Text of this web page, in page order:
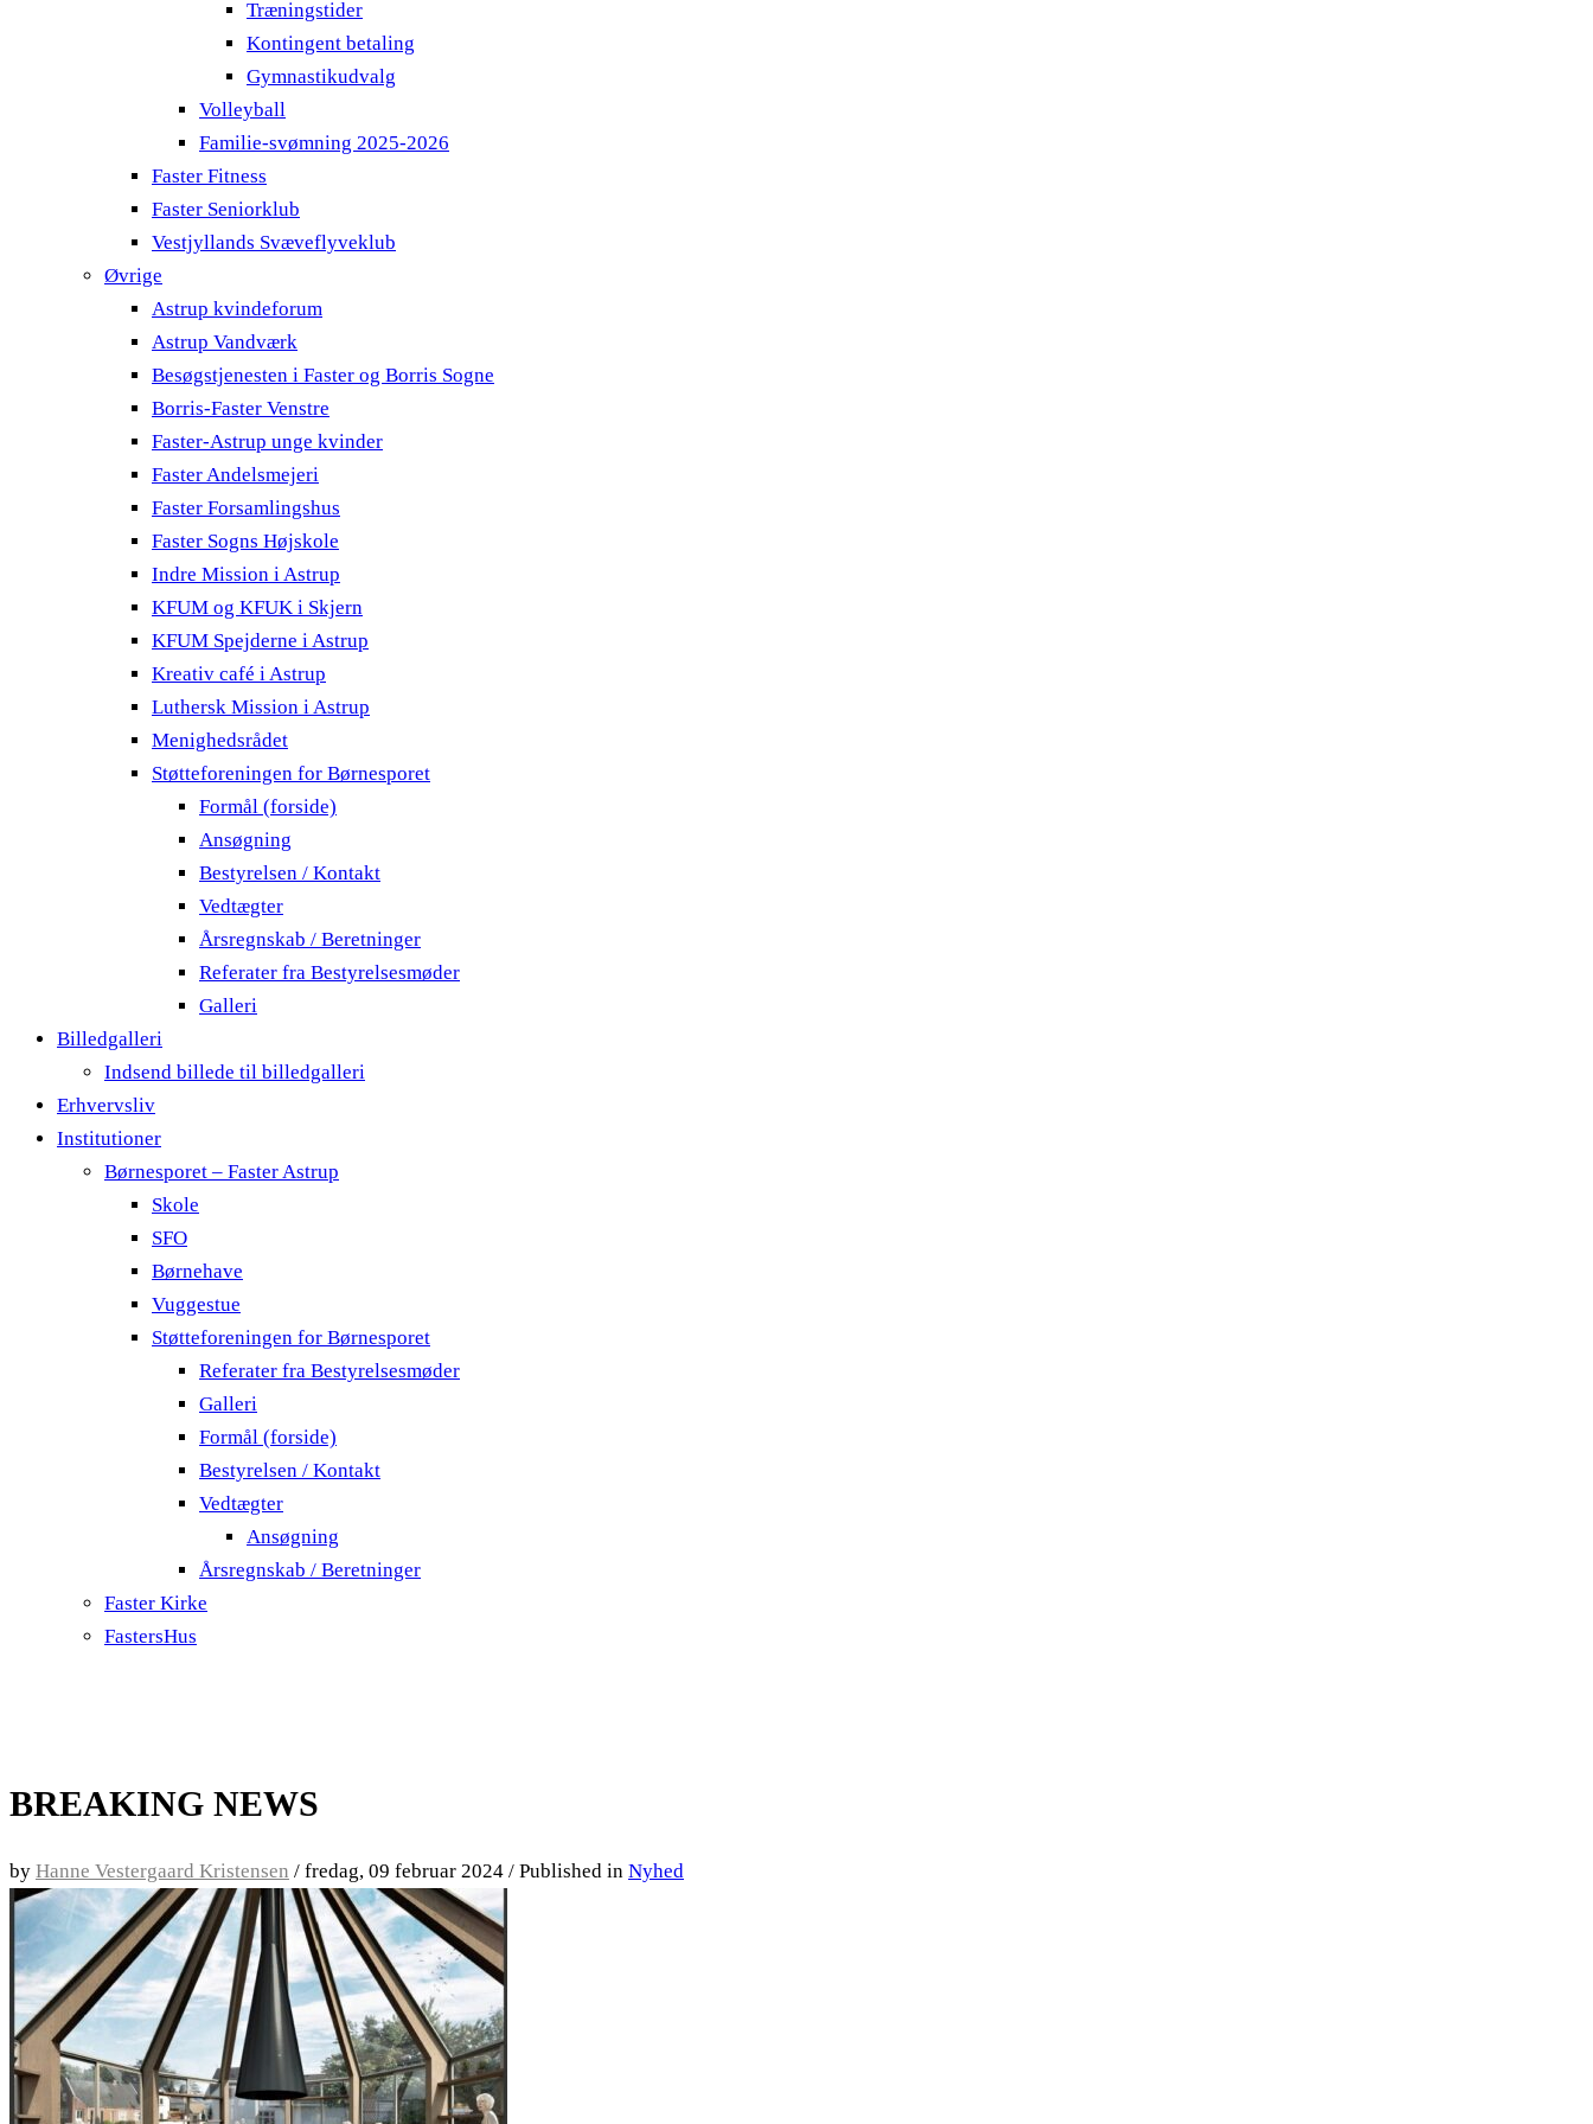
Træningstider
Kontingent betaling
Gymnastikudvalg
Volleyball
Familie-svømning 2025-2026
Faster Fitness
Faster Seniorklub
Vestjyllands Svæveflyveklub
Øvrige
Astrup kvindeforum
Astrup Vandværk
Besøgstjenesten i Faster og Borris Sogne
Borris-Faster Venstre
Faster-Astrup unge kvinder
Faster Andelsmejeri
Faster Forsamlingshus
Faster Sogns Højskole
Indre Mission i Astrup
KFUM og KFUK i Skjern
KFUM Spejderne i Astrup
Kreativ café i Astrup
Luthersk Mission i Astrup
Menighedsrådet
Støtteforeningen for Børnesporet
Formål (forside)
Ansøgning
Bestyrelsen / Kontakt
Vedtægter
Årsregnskab / Beretninger
Referater fra Bestyrelsesmøder
Galleri
Billedgalleri
Indsend billede til billedgalleri
Erhvervsliv
Institutioner
Børnesporet – Faster Astrup
Skole
SFO
Børnehave
Vuggestue
Støtteforeningen for Børnesporet
Referater fra Bestyrelsesmøder
Galleri
Formål (forside)
Bestyrelsen / Kontakt
Vedtægter
Ansøgning
Årsregnskab / Beretninger
Faster Kirke
FastersHus
BREAKING NEWS
by Hanne Vestergaard Kristensen / fredag, 09 februar 2024 / Published in Nyhed